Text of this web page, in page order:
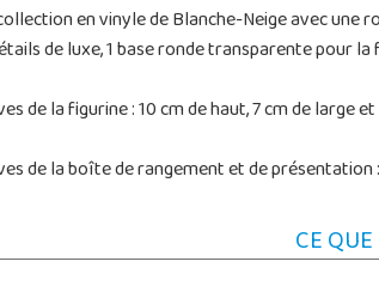
en vinyle de Blanche-Neige avec une
de luxe, 1 base ronde transparente pour
de la figurine : 10 cm de haut, 7 cm de large
de la boîte de rangement et de présentation
CE